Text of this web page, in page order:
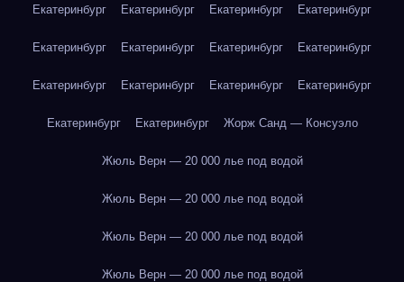
Екатеринбург Екатеринбург Екатеринбург Екатеринбург
Екатеринбург Екатеринбург Екатеринбург Екатеринбург
Екатеринбург Екатеринбург Екатеринбург Екатеринбург
Екатеринбург Екатеринбург Жорж Санд — Консуэло
Жюль Верн — 20 000 лье под водой
Жюль Верн — 20 000 лье под водой
Жюль Верн — 20 000 лье под водой
Жюль Верн — 20 000 лье под водой